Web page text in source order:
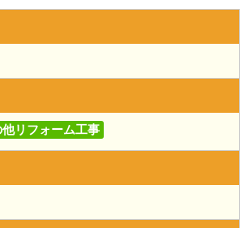
他リフォーム工事